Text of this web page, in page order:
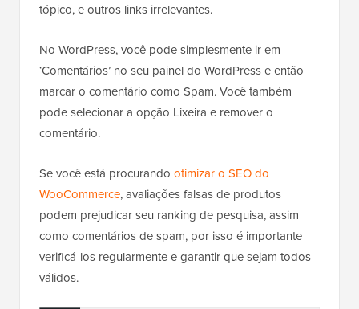
tópico, e outros links irrelevantes.
No WordPress, você pode simplesmente ir em
‘Comentários’ no seu painel do WordPress e então
marcar o comentário como Spam. Você também
pode selecionar a opção Lixeira e remover o
comentário.
Se você está procurando otimizar o SEO do
WooCommerce, avaliações falsas de produtos
podem prejudicar seu ranking de pesquisa, assim
como comentários de spam, por isso é importante
verificá-los regularmente e garantir que sejam todos
válidos.